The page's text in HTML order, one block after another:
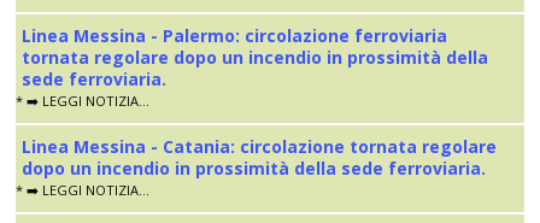
Linea Messina - Palermo: circolazione ferroviaria
tornata regolare dopo un incendio in prossimità della
sede ferroviaria.
* ➡️ LEGGI NOTIZIA...
Linea Messina - Catania: circolazione tornata regolare
dopo un incendio in prossimità della sede ferroviaria.
* ➡️ LEGGI NOTIZIA...